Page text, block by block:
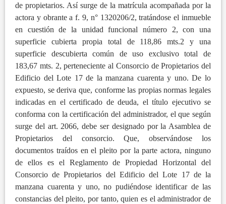
de propietarios. Así surge de la matrícula acompañada por la
actora y obrante a f. 9, n° 1320206/2, tratándose el inmueble
en cuestión de la unidad funcional número 2, con una
superficie cubierta propia total de 118,86 mts.2 y una
superficie descubierta común de uso exclusivo total de
183,67 mts. 2, perteneciente al Consorcio de Propietarios del
Edificio del Lote 17 de la manzana cuarenta y uno. De lo
expuesto, se deriva que, conforme las propias normas legales
indicadas en el certificado de deuda, el título ejecutivo se
conforma con la certificación del administrador, el que según
surge del art. 2066, debe ser designado por la Asamblea de
Propietarios del consorcio. Que, observándose los
documentos traídos en el pleito por la parte actora, ninguno
de ellos es el Reglamento de Propiedad Horizontal del
Consorcio de Propietarios del Edificio del Lote 17 de la
manzana cuarenta y uno, no pudiéndose identificar de las
constancias del pleito, por tanto, quien es el administrador de